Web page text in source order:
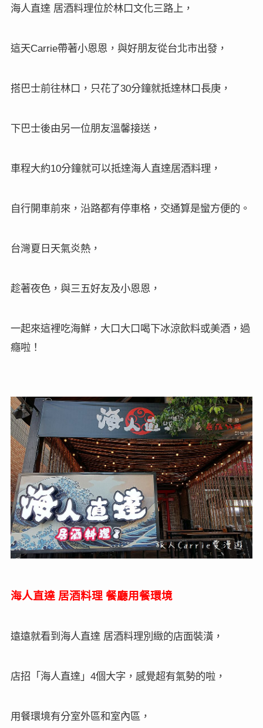
海人直達 居酒料理位於林口文化三路上，
這天Carrie帶著小恩恩，與好朋友從台北市出發，
搭巴士前往林口，只花了30分鐘就抵達林口長庚，
下巴士後由另一位朋友溫馨接送，
車程大約10分鐘就可以抵達海人直達居酒料理，
自行開車前來，沿路都有停車格，交通算是蠻方便的。
台灣夏日天氣炎熱，
趁著夜色，與三五好友及小恩恩，
一起來這裡吃海鮮，大口大口喝下冰涼飲料或美酒，過
癮啦！
海人直達 居酒料理 餐廳用餐環境
遠遠就看到海人直達 居酒料理別緻的店面裝潢，
店招「海人直達」 4個大字，感覺超有氣勢的啦，
用餐環境有分室外區和室內區，